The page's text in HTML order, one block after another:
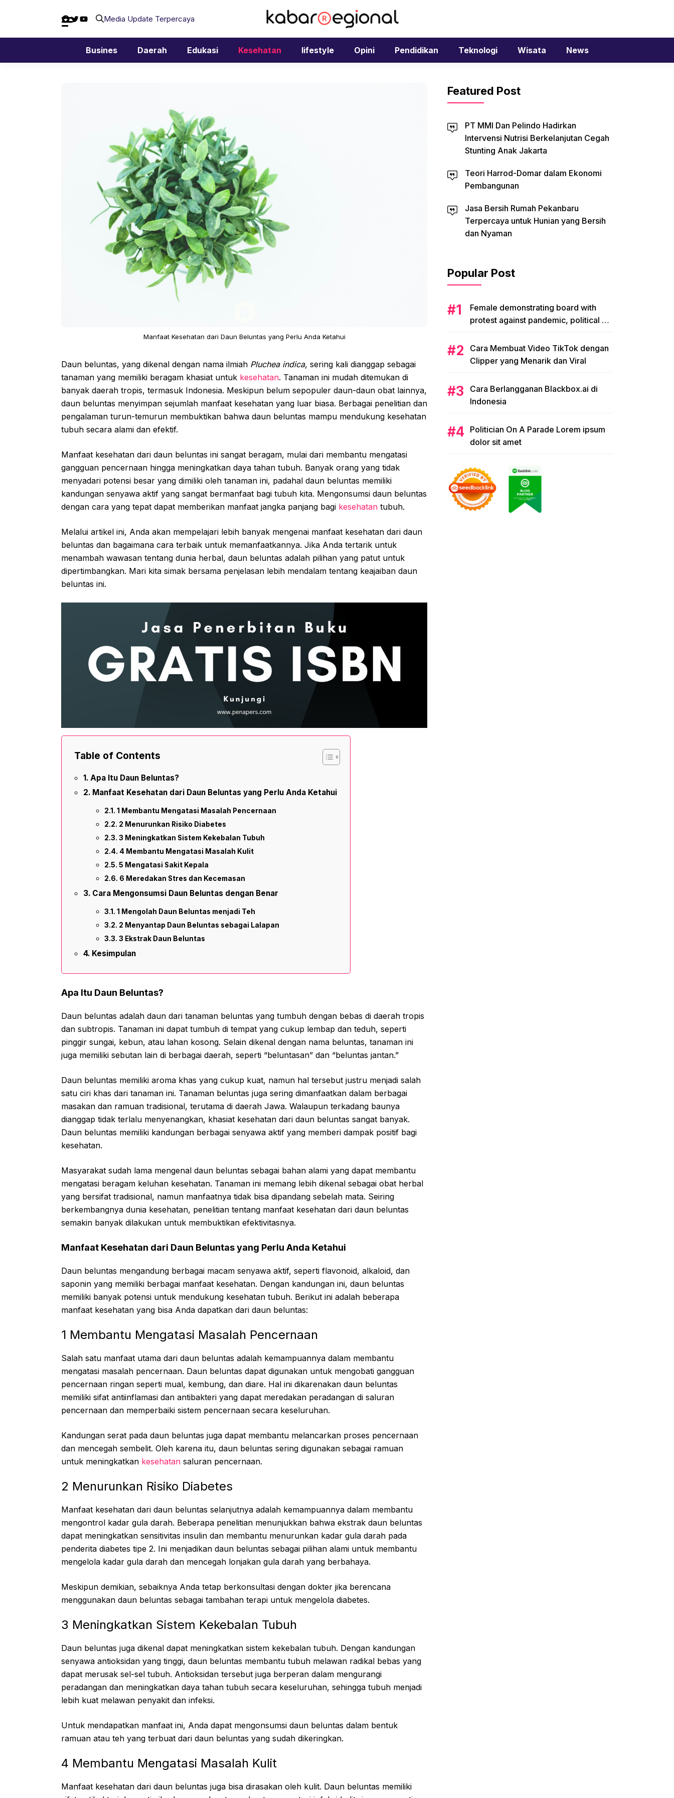
Facebook
Twitter
YouTubeMedia Update Terpercaya
Busines Daerah Edukasi Kesehatan lifestyle Opini Pendidikan Teknologi Wisata News
Manfaat Kesehatan dari Daun Beluntas yang Perlu Anda Ketahui
Daun beluntas, yang dikenal dengan nama ilmiah Pluchea indica, sering kali dianggap sebagai
tanaman yang memiliki beragam khasiat untuk kesehatan. Tanaman ini mudah ditemukan di
banyak daerah tropis, termasuk Indonesia. Meskipun belum sepopuler daun-daun obat lainnya,
daun beluntas menyimpan sejumlah manfaat kesehatan yang luar biasa. Berbagai penelitian dan
pengalaman turun-temurun membuktikan bahwa daun beluntas mampu mendukung kesehatan
tubuh secara alami dan efektif.
Manfaat kesehatan dari daun beluntas ini sangat beragam, mulai dari membantu mengatasi
gangguan pencernaan hingga meningkatkan daya tahan tubuh. Banyak orang yang tidak
menyadari potensi besar yang dimiliki oleh tanaman ini, padahal daun beluntas memiliki
kandungan senyawa aktif yang sangat bermanfaat bagi tubuh kita. Mengonsumsi daun beluntas
dengan cara yang tepat dapat memberikan manfaat jangka panjang bagi kesehatan tubuh.
Melalui artikel ini, Anda akan mempelajari lebih banyak mengenai manfaat kesehatan dari daun
beluntas dan bagaimana cara terbaik untuk memanfaatkannya. Jika Anda tertarik untuk
menambah wawasan tentang dunia herbal, daun beluntas adalah pilihan yang patut untuk
dipertimbangkan. Mari kita simak bersama penjelasan lebih mendalam tentang keajaiban daun
beluntas ini.
Table of Contents
Apa Itu Daun Beluntas?
Manfaat Kesehatan dari Daun Beluntas yang Perlu Anda Ketahui
1 Membantu Mengatasi Masalah Pencernaan
2 Menurunkan Risiko Diabetes
3 Meningkatkan Sistem Kekebalan Tubuh
4 Membantu Mengatasi Masalah Kulit
5 Mengatasi Sakit Kepala
6 Meredakan Stres dan Kecemasan
Cara Mengonsumsi Daun Beluntas dengan Benar
1 Mengolah Daun Beluntas menjadi Teh
2 Menyantap Daun Beluntas sebagai Lalapan
3 Ekstrak Daun Beluntas
Kesimpulan
Apa Itu Daun Beluntas?
Daun beluntas adalah daun dari tanaman beluntas yang tumbuh dengan bebas di daerah tropis
dan subtropis. Tanaman ini dapat tumbuh di tempat yang cukup lembap dan teduh, seperti
pinggir sungai, kebun, atau lahan kosong. Selain dikenal dengan nama beluntas, tanaman ini
juga memiliki sebutan lain di berbagai daerah, seperti “beluntasan” dan “beluntas jantan.”
Daun beluntas memiliki aroma khas yang cukup kuat, namun hal tersebut justru menjadi salah
satu ciri khas dari tanaman ini. Tanaman beluntas juga sering dimanfaatkan dalam berbagai
masakan dan ramuan tradisional, terutama di daerah Jawa. Walaupun terkadang baunya
dianggap tidak terlalu menyenangkan, khasiat kesehatan dari daun beluntas sangat banyak.
Daun beluntas memiliki kandungan berbagai senyawa aktif yang memberi dampak positif bagi
kesehatan.
Masyarakat sudah lama mengenal daun beluntas sebagai bahan alami yang dapat membantu
mengatasi beragam keluhan kesehatan. Tanaman ini memang lebih dikenal sebagai obat herbal
yang bersifat tradisional, namun manfaatnya tidak bisa dipandang sebelah mata. Seiring
berkembangnya dunia kesehatan, penelitian tentang manfaat kesehatan dari daun beluntas
semakin banyak dilakukan untuk membuktikan efektivitasnya.
Manfaat Kesehatan dari Daun Beluntas yang Perlu Anda Ketahui
Daun beluntas mengandung berbagai macam senyawa aktif, seperti flavonoid, alkaloid, dan
saponin yang memiliki berbagai manfaat kesehatan. Dengan kandungan ini, daun beluntas
memiliki banyak potensi untuk mendukung kesehatan tubuh. Berikut ini adalah beberapa
manfaat kesehatan yang bisa Anda dapatkan dari daun beluntas:
1 Membantu Mengatasi Masalah Pencernaan
Salah satu manfaat utama dari daun beluntas adalah kemampuannya dalam membantu
mengatasi masalah pencernaan. Daun beluntas dapat digunakan untuk mengobati gangguan
pencernaan ringan seperti mual, kembung, dan diare. Hal ini dikarenakan daun beluntas
memiliki sifat antiinflamasi dan antibakteri yang dapat meredakan peradangan di saluran
pencernaan dan memperbaiki sistem pencernaan secara keseluruhan.
Kandungan serat pada daun beluntas juga dapat membantu melancarkan proses pencernaan
dan mencegah sembelit. Oleh karena itu, daun beluntas sering digunakan sebagai ramuan
untuk meningkatkan kesehatan saluran pencernaan.
2 Menurunkan Risiko Diabetes
Manfaat kesehatan dari daun beluntas selanjutnya adalah kemampuannya dalam membantu
mengontrol kadar gula darah. Beberapa penelitian menunjukkan bahwa ekstrak daun beluntas
dapat meningkatkan sensitivitas insulin dan membantu menurunkan kadar gula darah pada
penderita diabetes tipe 2. Ini menjadikan daun beluntas sebagai pilihan alami untuk membantu
mengelola kadar gula darah dan mencegah lonjakan gula darah yang berbahaya.
Meskipun demikian, sebaiknya Anda tetap berkonsultasi dengan dokter jika berencana
menggunakan daun beluntas sebagai tambahan terapi untuk mengelola diabetes.
3 Meningkatkan Sistem Kekebalan Tubuh
Daun beluntas juga dikenal dapat meningkatkan sistem kekebalan tubuh. Dengan kandungan
senyawa antioksidan yang tinggi, daun beluntas membantu tubuh melawan radikal bebas yang
dapat merusak sel-sel tubuh. Antioksidan tersebut juga berperan dalam mengurangi
peradangan dan meningkatkan daya tahan tubuh secara keseluruhan, sehingga tubuh menjadi
lebih kuat melawan penyakit dan infeksi.
Untuk mendapatkan manfaat ini, Anda dapat mengonsumsi daun beluntas dalam bentuk
ramuan atau teh yang terbuat dari daun beluntas yang sudah dikeringkan.
4 Membantu Mengatasi Masalah Kulit
Manfaat kesehatan dari daun beluntas juga bisa dirasakan oleh kulit. Daun beluntas memiliki
Featured Post
PT MMI Dan Pelindo Hadirkan
Intervensi Nutrisi Berkelanjutan Cegah
Stunting Anak Jakarta
Teori Harrod-Domar dalam Ekonomi
Pembangunan
Jasa Bersih Rumah Pekanbaru
Terpercaya untuk Hunian yang Bersih
dan Nyaman
Popular Post
Female demonstrating board with
protest against pandemic, political or
Cara Membuat Video TikTok dengan
Clipper yang Menarik dan Viral
Cara Berlangganan Blackbox.ai di
Indonesia
Politician On A Parade Lorem ipsum
dolor sit amet